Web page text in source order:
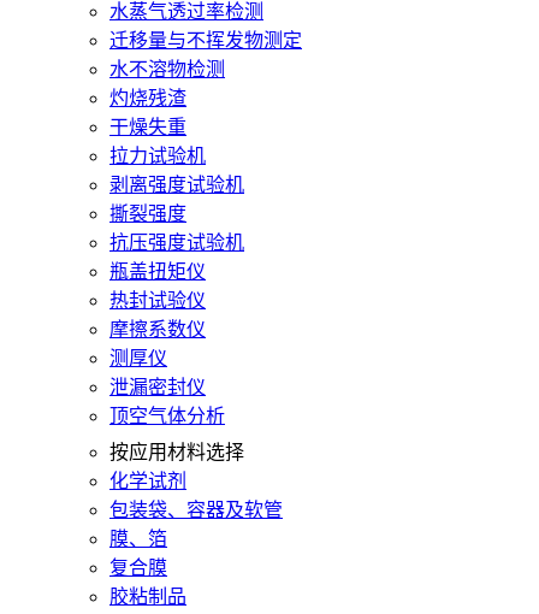
水蒸气透过率检测
迁移量与不挥发物测定
水不溶物检测
灼烧残渣
干燥失重
拉力试验机
剥离强度试验机
撕裂强度
抗压强度试验机
瓶盖扭矩仪
热封试验仪
摩擦系数仪
测厚仪
泄漏密封仪
顶空气体分析
按应用材料选择
化学试剂
包装袋、容器及软管
膜、箔
复合膜
胶粘制品